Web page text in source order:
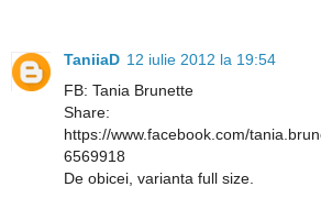
TaniiaD 12 iulie 2012 la 19:54
FB: Tania Brunette
Share:
https://www.facebook.com/
6569918
De obicei, varianta full size.